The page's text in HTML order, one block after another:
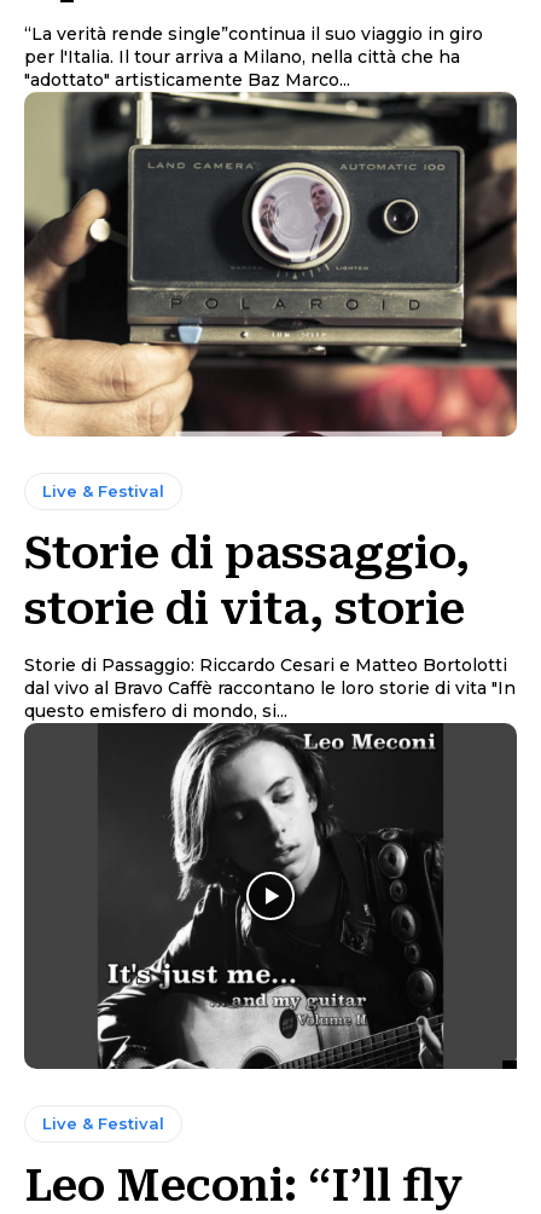
“La verità rende single”continua il suo viaggio in giro
per l'Italia. Il tour arriva a Milano, nella città che ha
"adottato" artisticamente Baz Marco...
Live & Festival
Storie di passaggio,
storie di vita, storie
Storie di Passaggio: Riccardo Cesari e Matteo Bortolotti
dal vivo al Bravo Caffè raccontano le loro storie di vita "In
questo emisfero di mondo, si...
Live & Festival
Leo Meconi: “I’ll fly